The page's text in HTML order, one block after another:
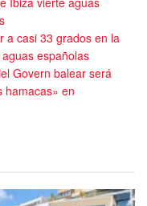
a casi 33 grados en la
españolas
Govern balear será
hamacas» en